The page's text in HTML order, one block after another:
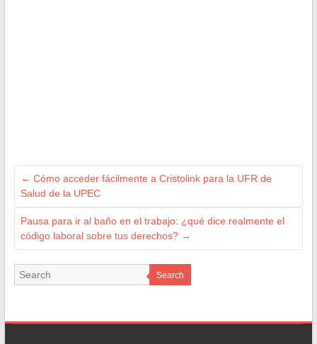
← Cómo acceder fácilmente a Cristolink para la UFR de
Salud de la UPEC
Pausa para ir al baño en el trabajo: ¿qué dice realmente el
código laboral sobre tus derechos? →
Search